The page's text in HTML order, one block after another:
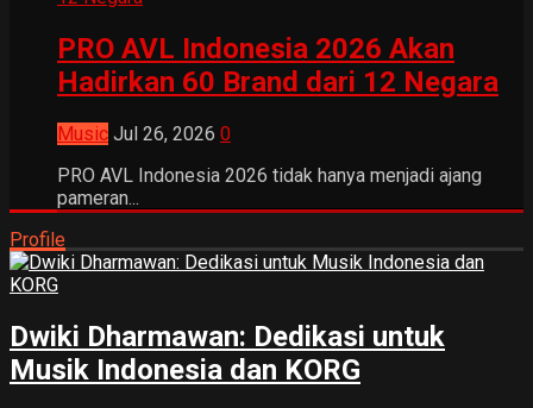
PRO AVL Indonesia 2026 Akan
Hadirkan 60 Brand dari 12 Negara
Music Jul 26, 2026 0
PRO AVL Indonesia 2026 tidak hanya menjadi ajang
pameran...
Profile
Dwiki Dharmawan: Dedikasi untuk
Musik Indonesia dan KORG